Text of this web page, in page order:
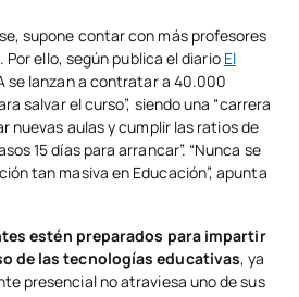
supone contar con más profesores
ello, según publica el diario El
se lanzan a contratar a 40.000
salvar el curso”, siendo una “carrera
nuevas aulas y cumplir las ratios de
15 días para arrancar”. “Nunca se
tan masiva en Educación”, apunta
estén preparados para impartir
de las tecnologías educativas, ya
presencial no atraviesa uno de sus